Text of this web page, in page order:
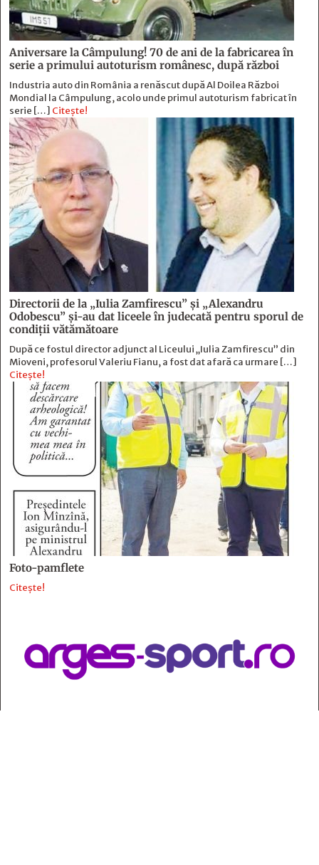
Aniversare la Câmpulung! 70 de ani de la fabricarea în
serie a primului autoturism românesc, după război
Industria auto din România a renăscut după Al Doilea Război
Mondial la Câmpulung, acolo unde primul autoturism fabricat în
serie […] Citește!
Directorii de la „Iulia Zamfirescu” și „Alexandru
Odobescu” și-au dat liceele în judecată pentru sporul de
condiții vătămătoare
După ce fostul director adjunct al Liceului „Iulia Zamfirescu” din
Mioveni, profesorul Valeriu Fianu, a fost dat afară ca urmare […]
Citește!
Foto-pamflete
Citește!